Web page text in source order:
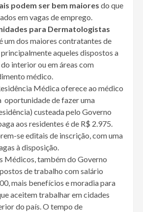
podem ser bem maiores do que
em vagas de emprego.
para Dermatologistas
um dos maiores contratantes de
aqueles dispostos a
interior ou em áreas com
médico.
Médica oferece ao médico
oportunidade de fazer uma
custeada pelo Governo
aos residentes é de R$ 2.975.
se editais de inscrição, com uma
à disposição.
Médicos, também do Governo
de trabalho com salário
mais benefícios e moradia para
aceitem trabalhar em cidades
do país. O tempo de